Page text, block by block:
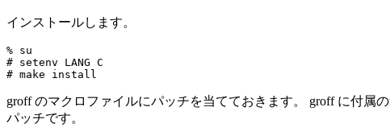
インストールします。
% su
# setenv LANG C
groff のマクロファイルにパッチを当てておきます。 groff に付属
パッチです。